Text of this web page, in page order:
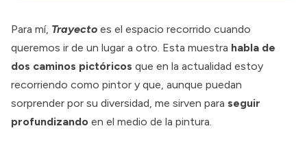
Para mí, Trayecto es el espacio recorrido cuando
queremos ir de un lugar a otro. Esta muestra habla de
dos caminos pictóricos que en la actualidad estoy
recorriendo como pintor y que, aunque puedan
sorprender por su diversidad, me sirven para seguir
profundizando en el medio de la pintura.